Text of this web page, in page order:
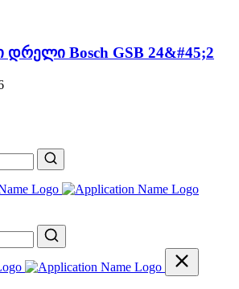
Bosch GSB 24&#45;2